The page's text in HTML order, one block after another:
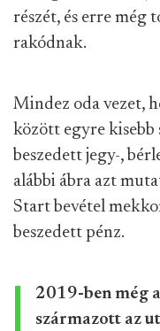
részét, és erre még
rakódnak.
Mindez oda vezet,
között egyre kisebb
beszedett jegy-,
alábbi ábra azt
Start bevétel
beszedett pénz.
2019-ben még
származott az